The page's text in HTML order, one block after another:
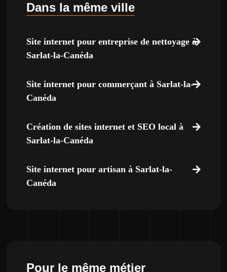
Dans la même ville
Site internet pour entreprise de nettoyage à
Sarlat-la-Canéda
Site internet pour commerçant à Sarlat-la-
Canéda
Création de sites internet et SEO local à
Sarlat-la-Canéda
Site internet pour artisan à Sarlat-la-
Canéda
Pour le même métier